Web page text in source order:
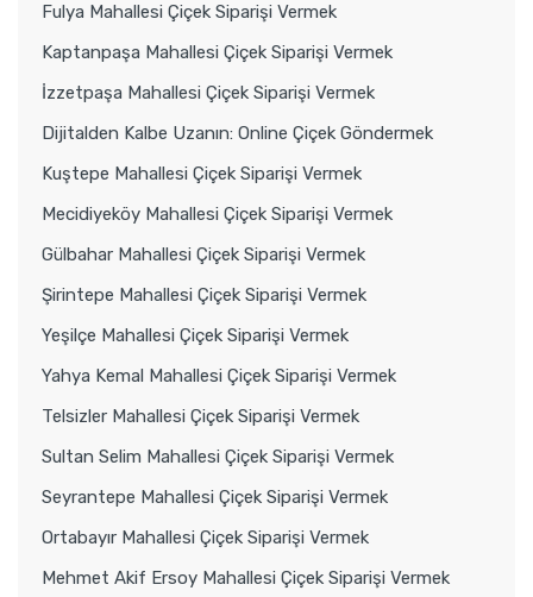
Fulya Mahallesi Çiçek Siparişi Vermek
Kaptanpaşa Mahallesi Çiçek Siparişi Vermek
İzzetpaşa Mahallesi Çiçek Siparişi Vermek
Dijitalden Kalbe Uzanın: Online Çiçek Göndermek
Kuştepe Mahallesi Çiçek Siparişi Vermek
Mecidiyeköy Mahallesi Çiçek Siparişi Vermek
Gülbahar Mahallesi Çiçek Siparişi Vermek
Şirintepe Mahallesi Çiçek Siparişi Vermek
Yeşilçe Mahallesi Çiçek Siparişi Vermek
Yahya Kemal Mahallesi Çiçek Siparişi Vermek
Telsizler Mahallesi Çiçek Siparişi Vermek
Sultan Selim Mahallesi Çiçek Siparişi Vermek
Seyrantepe Mahallesi Çiçek Siparişi Vermek
Ortabayır Mahallesi Çiçek Siparişi Vermek
Mehmet Akif Ersoy Mahallesi Çiçek Siparişi Vermek